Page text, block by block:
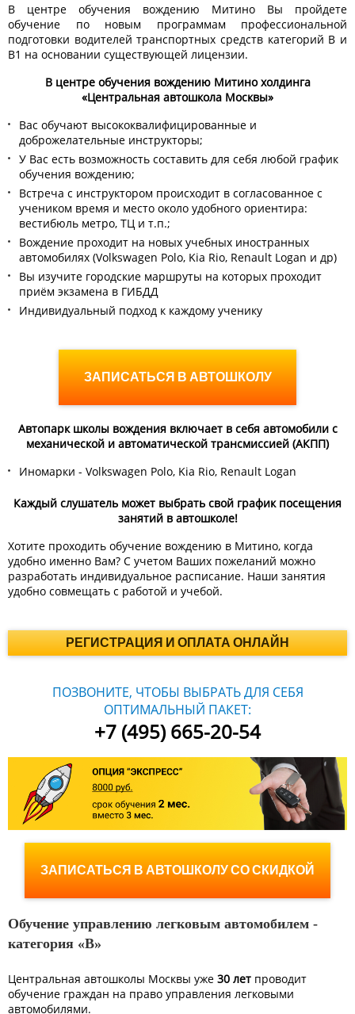
В центре обучения вождению Митино Вы пройдете
обучение по новым программам профессиональной
подготовки водителей транспортных средств категорий B и
B1 на основании существующей лицензии.
В центре обучения вождению Митино холдинга
«Центральная автошкола Москвы»
Вас обучают высококвалифицированные и
доброжелательные инструкторы;
У Вас есть возможность составить для себя любой график
обучения вождению;
Встреча с инструктором происходит в согласованное с
учеником время и место около удобного ориентира:
вестибюль метро, ТЦ и т.п.;
Вождение проходит на новых учебных иностранных
автомобилях (Volkswagen Polo, Kia Rio, Renault Logan и др)
Вы изучите городские маршруты на которых проходит
приём экзамена в ГИБДД
Индивидуальный подход к каждому ученику
ЗАПИСАТЬСЯ В АВТОШКОЛУ
Автопарк школы вождения включает в себя автомобили с
механической и автоматической трансмиссией (АКПП)
Иномарки - Volkswagen Polo, Kia Rio, Renault Logan
Каждый слушатель может выбрать свой график посещения
занятий в автошколе!
Хотите проходить обучение вождению в Митино, когда
удобно именно Вам? С учетом Ваших пожеланий можно
разработать индивидуальное расписание. Наши занятия
удобно совмещать с работой и учебой.
РЕГИСТРАЦИЯ И ОПЛАТА ОНЛАЙН
ПОЗВОНИТЕ, ЧТОБЫ ВЫБРАТЬ ДЛЯ СЕБЯ
ОПТИМАЛЬНЫЙ ПАКЕТ:
+7 (495) 665-20-54
ЗАПИСАТЬСЯ В АВТОШКОЛУ СО СКИДКОЙ
Обучение управлению легковым автомобилем -
категория «B»
Центральная автошколы Москвы уже 30 лет проводит
обучение граждан на право управления легковыми
автомобилями.